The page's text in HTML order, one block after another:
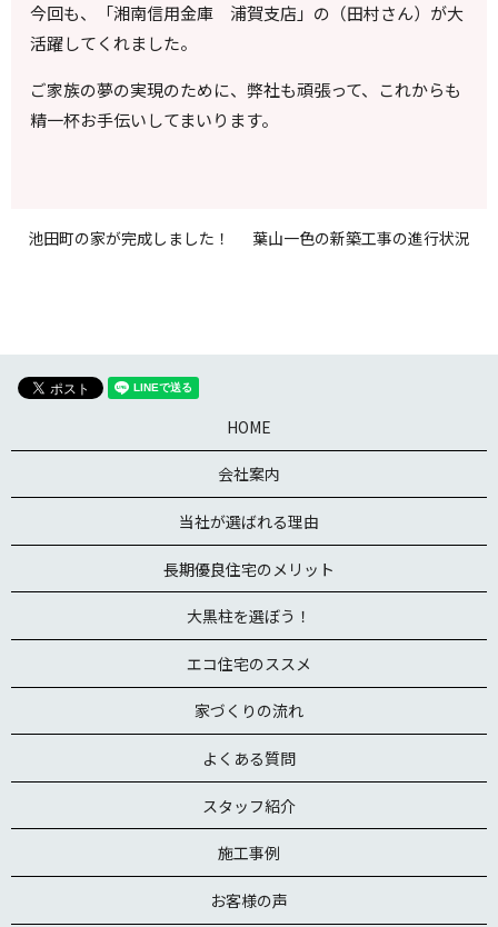
今回も、「湘南信用金庫 浦賀支店」の（田村さん）が大
活躍してくれました。
ご家族の夢の実現のために、弊社も頑張って、これからも
精一杯お手伝いしてまいります。
池田町の家が完成しました！ 葉山一色の新築工事の進行状況
HOME
会社案内
当社が選ばれる理由
長期優良住宅のメリット
大黒柱を選ぼう！
エコ住宅のススメ
家づくりの流れ
よくある質問
スタッフ紹介
施工事例
お客様の声